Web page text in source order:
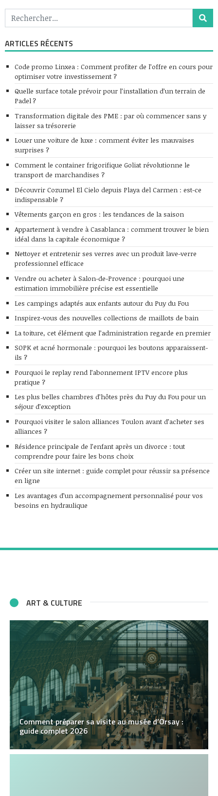
ARTICLES RÉCENTS
Code promo Linxea : Comment profiter de l’offre en cours pour
optimiser votre investissement ?
Quelle surface totale prévoir pour l’installation d’un terrain de
Padel ?
Transformation digitale des PME : par où commencer sans y
laisser sa trésorerie
Louer une voiture de luxe : comment éviter les mauvaises
surprises ?
Comment le container frigorifique Goliat révolutionne le
transport de marchandises ?
Découvrir Cozumel El Cielo depuis Playa del Carmen : est-ce
indispensable ?
Vêtements garçon en gros : les tendances de la saison
Appartement à vendre à Casablanca : comment trouver le bien
idéal dans la capitale économique ?
Nettoyer et entretenir ses verres avec un produit lave-verre
professionnel efficace
Vendre ou acheter à Salon-de-Provence : pourquoi une
estimation immobilière précise est essentielle
Les campings adaptés aux enfants autour du Puy du Fou
Inspirez-vous des nouvelles collections de maillots de bain
La toiture, cet élément que l’administration regarde en premier
SOPK et acné hormonale : pourquoi les boutons apparaissent-
ils ?
Pourquoi le replay rend l’abonnement IPTV encore plus
pratique ?
Les plus belles chambres d’hôtes près du Puy du Fou pour un
séjour d’exception
Pourquoi visiter le salon alliances Toulon avant d’acheter ses
alliances ?
Résidence principale de l’enfant après un divorce : tout
comprendre pour faire les bons choix
Créer un site internet : guide complet pour réussir sa présence
en ligne
Les avantages d’un accompagnement personnalisé pour vos
besoins en hydraulique
ART & CULTURE
Comment préparer sa visite au musée d’Orsay :
guide complet 2026